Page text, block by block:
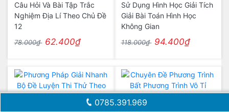
Câu Hỏi Và Bài Tập Trắc
Nghiệm Địa Lí Theo Chủ Đề
12
78.000₫ 62.400₫
Sử Dụng Hình Học Giải Tích
Giải Bài Toán Hình Học
Không Gian
118.000₫ 94.400₫
Chuyên Đề Phương Trình
0785.391.969